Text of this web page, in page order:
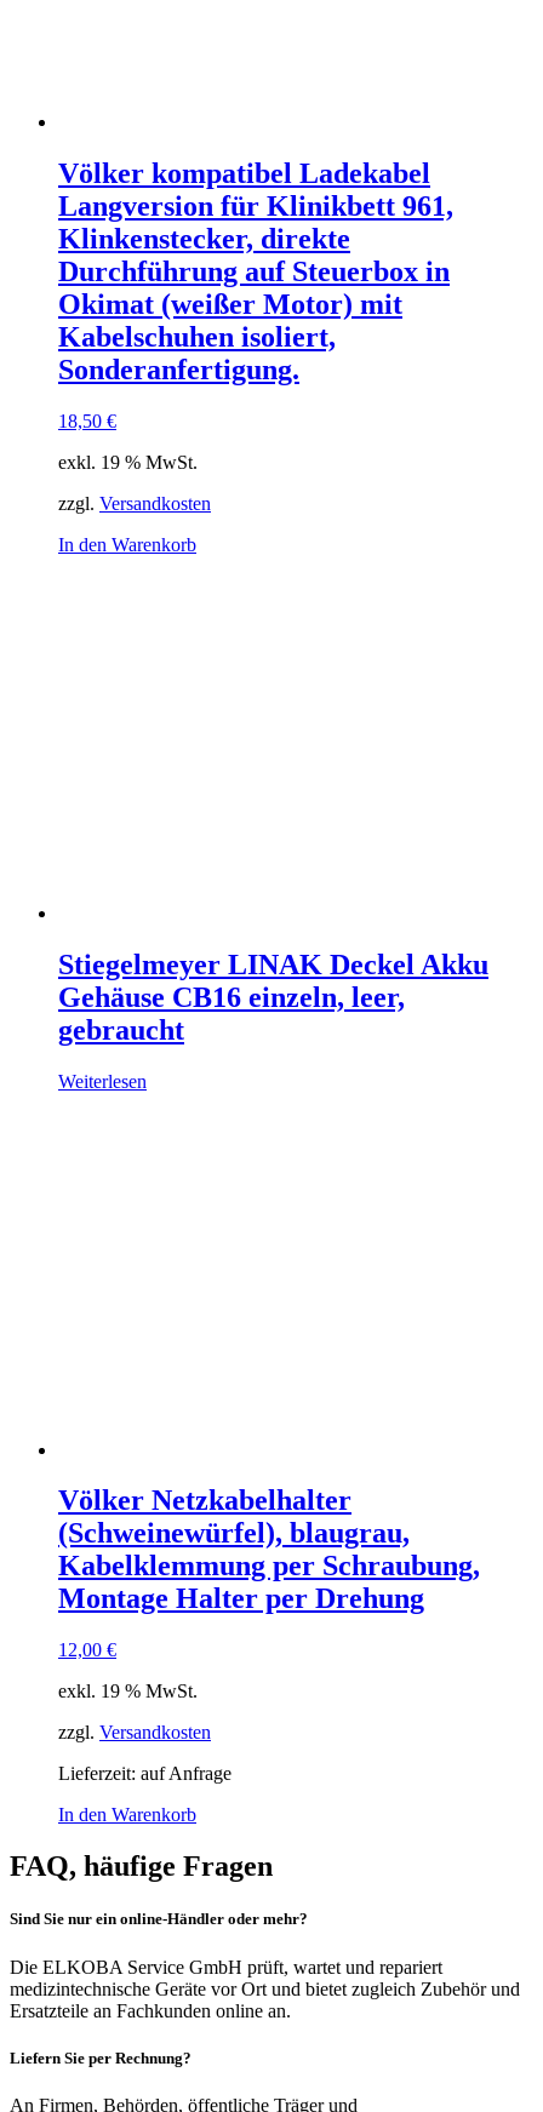
Völker kompatibel Ladekabel
Langversion für Klinikbett 961,
Klinkenstecker, direkte
Durchführung auf Steuerbox in
Okimat (weißer Motor) mit
Kabelschuhen isoliert,
Sonderanfertigung.
18,50 €
exkl. 19 % MwSt.
zzgl. Versandkosten
In den Warenkorb
Stiegelmeyer LINAK Deckel Akku
Gehäuse CB16 einzeln, leer,
gebraucht
Weiterlesen
Völker Netzkabelhalter
(Schweinewürfel), blaugrau,
Kabelklemmung per Schraubung,
Montage Halter per Drehung
12,00 €
exkl. 19 % MwSt.
zzgl. Versandkosten
Lieferzeit: auf Anfrage
In den Warenkorb
FAQ, häufige Fragen
Sind Sie nur ein online-Händler oder mehr?
Die ELKOBA Service GmbH prüft, wartet und repariert
medizintechnische Geräte vor Ort und bietet zugleich Zubehör und
Ersatzteile an Fachkunden online an.
Liefern Sie per Rechnung?
An Firmen, Behörden, öffentliche Träger und